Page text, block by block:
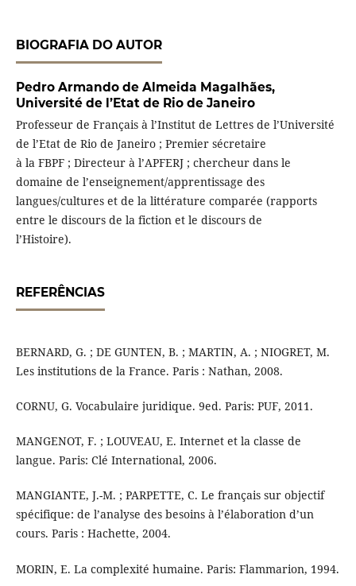
BIOGRAFIA DO AUTOR
Pedro Armando de Almeida Magalhães,
Université de l’Etat de Rio de Janeiro
Professeur de Français à l’Institut de Lettres de l’Université
de l’Etat de Rio de Janeiro ; Premier sécretaire
à la FBPF ; Directeur à l’APFERJ ; chercheur dans le
domaine de l’enseignement/apprentissage des
langues/cultures et de la littérature comparée (rapports
entre le discours de la fiction et le discours de
l’Histoire).
REFERÊNCIAS
BERNARD, G. ; DE GUNTEN, B. ; MARTIN, A. ; NIOGRET, M.
Les institutions de la France. Paris : Nathan, 2008.
CORNU, G. Vocabulaire juridique. 9ed. Paris: PUF, 2011.
MANGENOT, F. ; LOUVEAU, E. Internet et la classe de
langue. Paris: Clé International, 2006.
MANGIANTE, J.-M. ; PARPETTE, C. Le français sur objectif
spécifique: de l’analyse des besoins à l’élaboration d’un
cours. Paris : Hachette, 2004.
MORIN, E. La complexité humaine. Paris: Flammarion, 1994.